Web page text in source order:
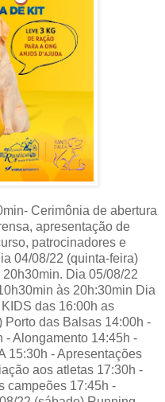
Cerimônia de abertura
apresentação de
patrocinadores e
04/08/22 (quinta-feira)
Dia 05/08/22
às 20h:30min Dia
das 16:00h as
Porto das Balsas 14:00h -
- Alongamento 14:45h -
15:30h - Apresentações
aos atletas 17:30h -
campeões 17:45h -